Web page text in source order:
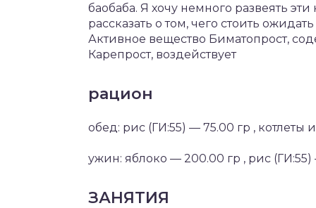
баобаба. Я хочу немного развеять
рассказать о том, чего стоить
Активное вещество Биматопрост,
Карепрост, воздействует
рацион
обед: рис (ГИ:55) — 75.00 гр ,
ужин: яблоко — 200.00 гр , рис
ЗАНЯТИЯ